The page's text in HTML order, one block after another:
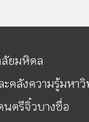
ยมหิดล
คลังความรู้มหา
ตรีจิ๋วบางซื่อ